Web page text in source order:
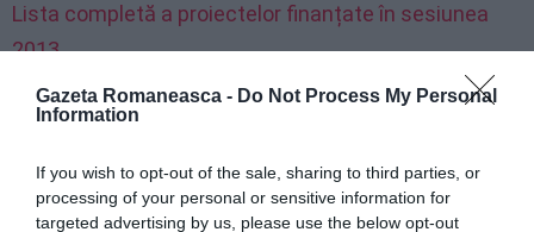
Gazeta Romaneasca - Do Not Process My Personal
Information
If you wish to opt-out of the sale, sharing to third parties, or
processing of your personal or sensitive information for
targeted advertising by us, please use the below opt-out
Lista completă a proiectelor finanțate în sesiunea
2013.
DPRRP și asociațiile de partid